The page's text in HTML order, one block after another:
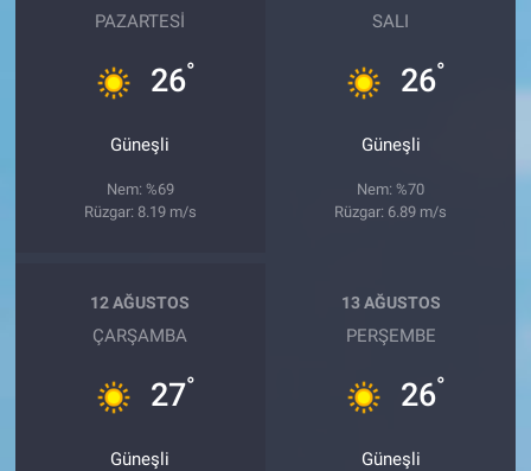
PAZARTESI
26°
Güneşli
Nem: %69
Rüzgar: 8.19 m/s
SALI
26°
Güneşli
Nem: %70
Rüzgar: 6.89 m/s
12 AĞUSTOS
ÇARŞAMBA
27°
Güneşli
13 AĞUSTOS
PERŞEMBE
26°
Güneşli